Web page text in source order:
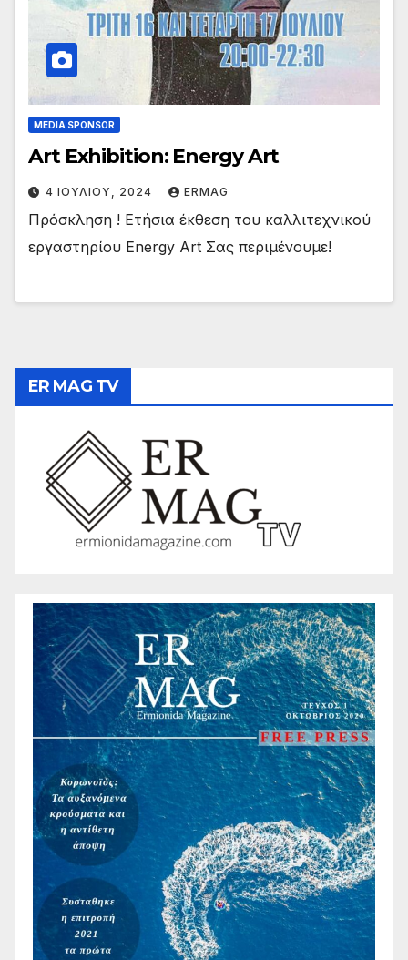
MEDIA SPONSOR
Art Exhibition: Energy Art
4 ΙΟΥΛΊΟΥ, 2024 ERMAG
Πρόσκληση ! Ετήσια έκθεση του καλλιτεχνικού
εργαστηρίου Energy Art Σας περιμένουμε!
ER MAG TV